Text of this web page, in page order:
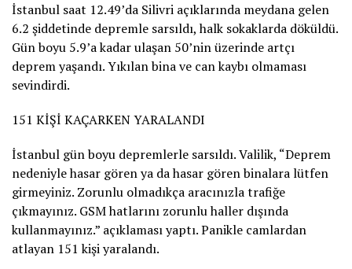
İstanbul saat 12.49’da Silivri açıklarında meydana gelen
6.2 şiddetinde depremle sarsıldı, halk sokaklarda döküldü.
Gün boyu 5.9’a kadar ulaşan 50’nin üzerinde artçı
deprem yaşandı. Yıkılan bina ve can kaybı olmaması
sevindirdi.
151 KİŞİ KAÇARKEN YARALANDI
İstanbul gün boyu depremlerle sarsıldı. Valilik, “Deprem
nedeniyle hasar gören ya da hasar gören binalara lütfen
girmeyiniz. Zorunlu olmadıkça aracınızla trafiğe
çıkmayınız. GSM hatlarını zorunlu haller dışında
kullanmayınız.” açıklaması yaptı. Panikle camlardan
atlayan 151 kişi yaralandı.